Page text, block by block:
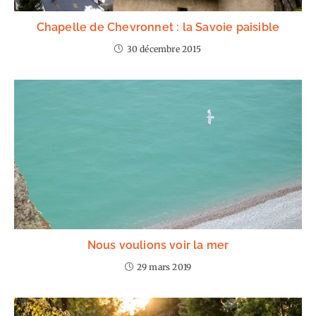
Chapelle de Chevronnet : la Savoie paisible
30 décembre 2015
Nous voulions voir la mer
29 mars 2019